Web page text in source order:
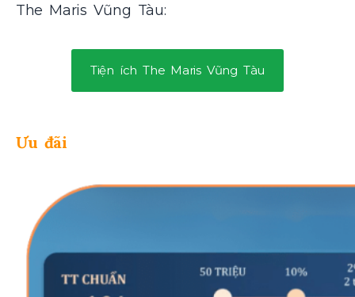
The Maris Vũng Tàu:
Tiện ích The Maris Vũng Tàu
Ưu đãi